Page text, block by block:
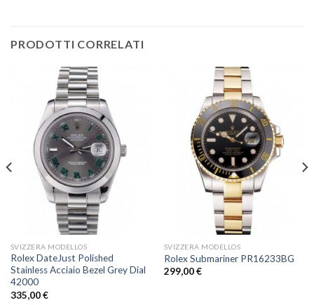
PRODOTTI CORRELATI
SVIZZERA MODELLOS
Rolex DateJust Polished
Stainless Acciaio Bezel Grey Dial
42000
335,00€
SVIZZERA MODELLOS
Rolex Submariner PR16233BG
299,00€